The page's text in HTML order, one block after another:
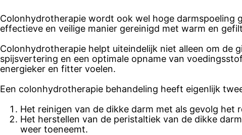
Colonhydrotherapie wordt ook wel hoge darmspoeling
effectieve en veilige manier gereinigd met warm en
Colonhydrotherapie helpt uiteindelijk niet alleen om de
spijsvertering en een optimale opname van
energieker en fitter voelen.
Een colonhydrotherapie behandeling heeft eigenlijk
Het reinigen van de dikke darm met als gevolg
Het herstellen van de peristaltiek van de dikke
weer toeneemt.